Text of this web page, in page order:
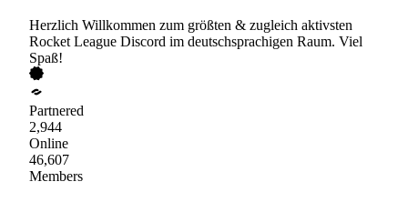
Herzlich Willkommen zum größten & zugleich aktivsten
Rocket League Discord im deutschsprachigen Raum. Viel
Spaß!
Partnered
2,944
Online
46,607
Members